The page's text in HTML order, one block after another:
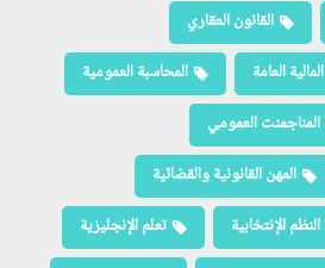
القانون العقاري
المالية العامة
المحاسبة العمومية
المناجمنت العمومي
المهن القانونية والقضائية
النظم الإنتخابية
تعلم الإنجليزية